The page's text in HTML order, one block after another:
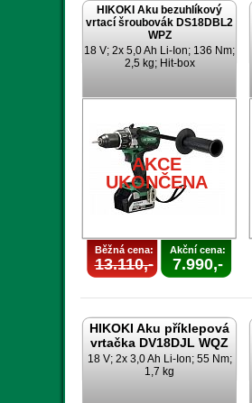
HIKOKI Aku bezuhlíkový
vrtací šroubovák DS18DBL2
WPZ
18 V; 2x 5,0 Ah Li-Ion; 136 Nm;
2,5 kg; Hit-box
AKCE
UKONČENA
Běžná cena:
13.110,-
Akční cena:
7.990,-
HIKOKI Aku příklepová
vrtačka DV18DJL WQZ
18 V; 2x 3,0 Ah Li-Ion; 55 Nm;
1,7 kg